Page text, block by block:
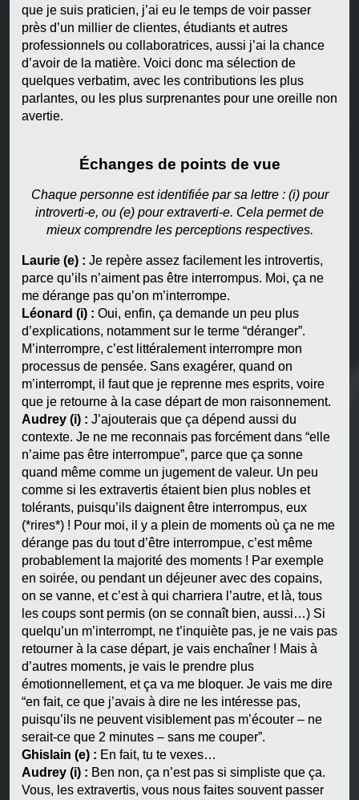
que je suis praticien, j’ai eu le temps de voir passer
près d’un millier de clientes, étudiants et autres
professionnels ou collaboratrices, aussi j’ai la chance
d’avoir de la matière. Voici donc ma sélection de
quelques verbatim, avec les contributions les plus
parlantes, ou les plus surprenantes pour une oreille non
avertie.
Échanges de points de vue
Chaque personne est identifiée par sa lettre : (i) pour
introverti-e, ou (e) pour extraverti-e. Cela permet de
mieux comprendre les perceptions respectives.
Laurie (e) : Je repère assez facilement les introvertis,
parce qu’ils n’aiment pas être interrompus. Moi, ça ne
me dérange pas qu’on m’interrompe.
Léonard (i) : Oui, enfin, ça demande un peu plus
d’explications, notamment sur le terme “déranger”.
M’interrompre, c’est littéralement interrompre mon
processus de pensée. Sans exagérer, quand on
m’interrompt, il faut que je reprenne mes esprits, voire
que je retourne à la case départ de mon raisonnement.
Audrey (i) : J’ajouterais que ça dépend aussi du
contexte. Je ne me reconnais pas forcément dans “elle
n’aime pas être interrompue”, parce que ça sonne
quand même comme un jugement de valeur. Un peu
comme si les extravertis étaient bien plus nobles et
tolérants, puisqu’ils daignent être interrompus, eux
(*rires*) ! Pour moi, il y a plein de moments où ça ne me
dérange pas du tout d’être interrompue, c’est même
probablement la majorité des moments ! Par exemple
en soirée, ou pendant un déjeuner avec des copains,
on se vanne, et c’est à qui charriera l’autre, et là, tous
les coups sont permis (on se connaît bien, aussi…) Si
quelqu’un m’interrompt, ne t’inquiète pas, je ne vais pas
retourner à la case départ, je vais enchaîner ! Mais à
d’autres moments, je vais le prendre plus
émotionnellement, et ça va me bloquer. Je vais me dire
“en fait, ce que j’avais à dire ne les intéresse pas,
puisqu’ils ne peuvent visiblement pas m’écouter – ne
serait-ce que 2 minutes – sans me couper”.
Ghislain (e) : En fait, tu te vexes…
Audrey (i) : Ben non, ça n’est pas si simpliste que ça.
Vous, les extravertis, vous nous faites souvent passer